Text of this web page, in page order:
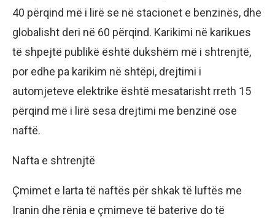
40 përqind më i lirë se në stacionet e benzinës, dhe
globalisht deri në 60 përqind. Karikimi në karikues
të shpejtë publikë është dukshëm më i shtrenjtë,
por edhe pa karikim në shtëpi, drejtimi i
automjeteve elektrike është mesatarisht rreth 15
përqind më i lirë sesa drejtimi me benzinë ​​ose
naftë.
Nafta e shtrenjtë
Çmimet e larta të naftës për shkak të luftës me
Iranin dhe rënia e çmimeve të baterive do të